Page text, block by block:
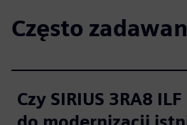
Często
Czy SIRIUS 3RA8